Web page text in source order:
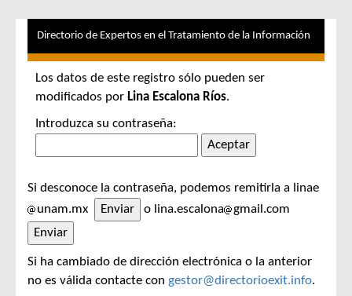
Directorio de Expertos en el Tratamiento de la Información
Los datos de este registro sólo pueden ser
modificados por Lina Escalona Ríos.
Introduzca su contraseña:
Si desconoce la contraseña, podemos remitirla a linae
unam.mx
o lina.escalona gmail.com
Si ha cambiado de dirección electrónica o la anterior
no es válida contacte con gestor@directorioexit.info.